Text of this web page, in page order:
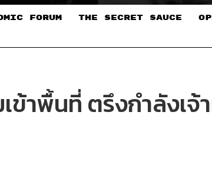
FORUM THE SECRET SAUCE​
าพื้นที่ ตรึงกำลังเจ้